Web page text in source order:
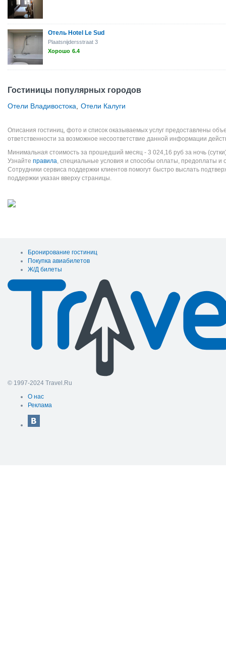
Отель Hotel Le Sud
Plaatsnijdersstraat 3
Хорошо 6.4
Гостиницы популярных городов
Отели Владивостока Отели Калуги
Описания гостиниц, фото и список оказываемых услуг предоставлены
ответственности за возможное несоответствие данной информации
Минимальная стоимость за прошедший месяц - 3 024,16 руб за ночь
Узнайте правила, специальные условия и способы оплаты, предоплаты и
Сотрудники сервиса поддержки клиентов помогут быстро выслать
поддержки указан вверху страницы.
Бронирование гостиниц
Покупка авиабилетов
Ж/Д билеты
© 1997-2024 Travel.Ru
О нас
Реклама